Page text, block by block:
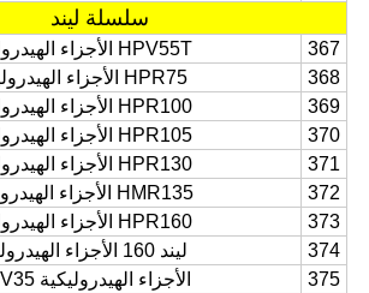
سلسلة ليند
367
HPV55T الأجزاء الهيدروليكية
368
HPR75 الأجزاء الهيدروليكية
369
HPR100 الأجزاء الهيدروليكية
370
HPR105 الأجزاء الهيدروليكية
371
HPR130 الأجزاء الهيدروليكية
372
HMR135 الأجزاء الهيدروليكية
373
HPR160 الأجزاء الهيدروليكية
374
ليند 160 الأجزاء الهيدروليكية
375
الأجزاء الهيدروليكية B2PV35